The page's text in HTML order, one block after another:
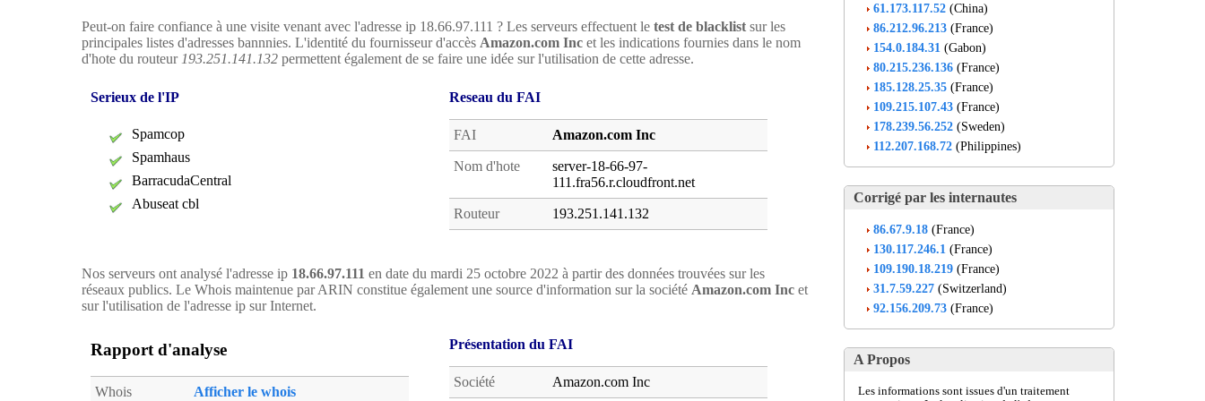
Peut-on faire confiance à une visite venant avec l'adresse ip 18.66.97.111 ? Les serveurs effectuent le test de blacklist sur les
principales listes d'adresses bannnies. L'identité du fournisseur d'accès Amazon.com Inc et les indications fournies dans le nom
d'hote du routeur 193.251.141.132 permettent également de se faire une idée sur l'utilisation de cette adresse.
Serieux de l'IP
Spamcop
Spamhaus
BarracudaCentral
Abuseat cbl
Reseau du FAI
FAI Amazon.com Inc
Nom d'hote
server-18-66-97-
111.fra56.r.cloudfront.net
Routeur 193.251.141.132
Nos serveurs ont analysé l'adresse ip 18.66.97.111 en date du mardi 25 octobre 2022 à partir des données trouvées sur les
réseaux publics. Le Whois maintenue par ARIN constitue également une source d'information sur la société Amazon.com Inc et
sur l'utilisation de l'adresse ip sur Internet.
Rapport d'analyse
Whois Afficher le whois
Présentation du FAI
Société Amazon.com Inc
61.173.117.52 (China)
86.212.96.213 (France)
154.0.184.31 (Gabon)
80.215.236.136 (France)
185.128.25.35 (France)
109.215.107.43 (France)
178.239.56.252 (Sweden)
112.207.168.72 (Philippines)
Corrigé par les internautes
86.67.9.18 (France)
130.117.246.1 (France)
109.190.18.219 (France)
31.7.59.227 (Switzerland)
92.156.209.73 (France)
A Propos
Les informations sont issues d'un traitement